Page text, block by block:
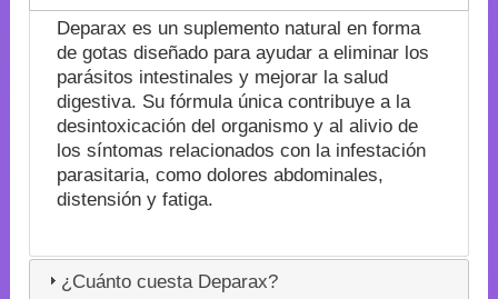
Deparax es un suplemento natural en forma
de gotas diseñado para ayudar a eliminar los
parásitos intestinales y mejorar la salud
digestiva. Su fórmula única contribuye a la
desintoxicación del organismo y al alivio de
los síntomas relacionados con la infestación
parasitaria, como dolores abdominales,
distensión y fatiga.
¿Cuánto cuesta Deparax?